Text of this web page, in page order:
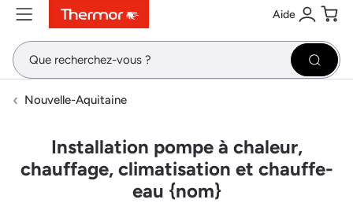
ContenuMenuRecherche Aide
Se
Nouvelle-Aquitaine
Installation pompe à chaleur,
chauffage, climatisation et chauffe-
eau {nom}